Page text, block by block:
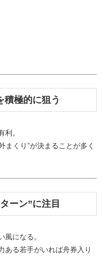
極的に狙う
利。
まくり”が決まることが多く
ーン”に注目
になる。
ある若手がいれば舟券入り